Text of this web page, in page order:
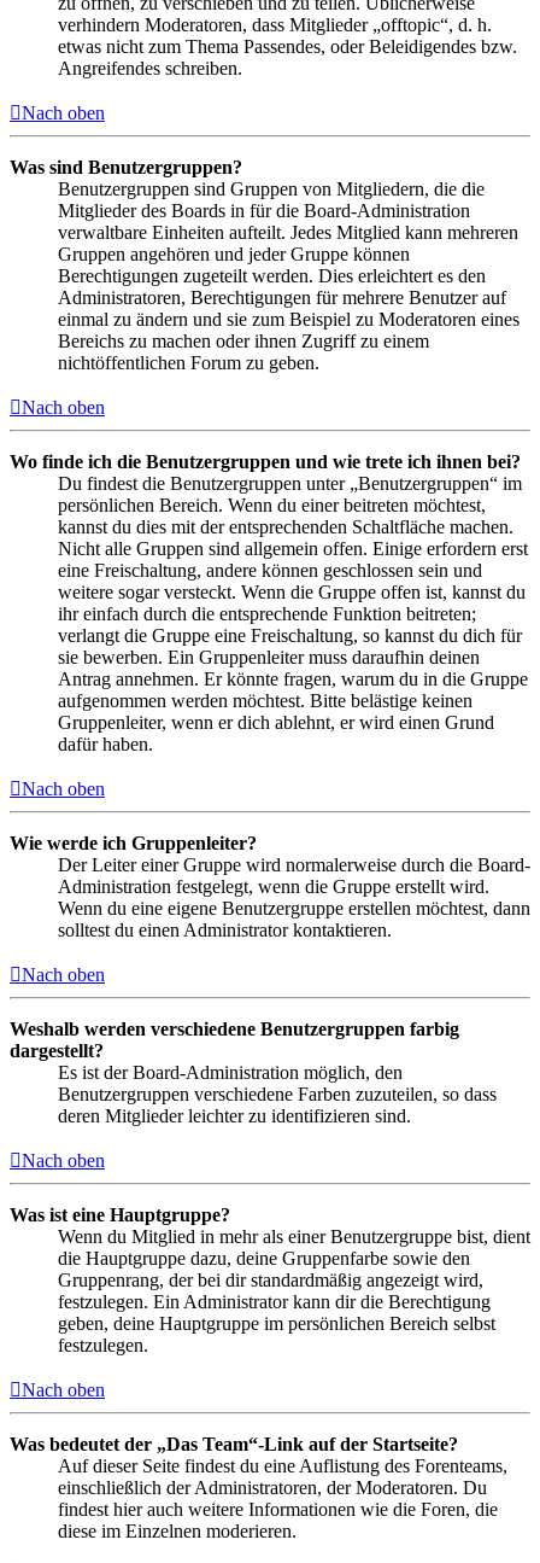
verhindern Moderatoren, dass Mitglieder „offtopic“, d. h.
etwas nicht zum Thema Passendes, oder Beleidigendes bzw.
Angreifendes schreiben.
Nach oben
Was sind Benutzergruppen?
Benutzergruppen sind Gruppen von Mitgliedern, die die
Mitglieder des Boards in für die Board-Administration
verwaltbare Einheiten aufteilt. Jedes Mitglied kann mehreren
Gruppen angehören und jeder Gruppe können
Berechtigungen zugeteilt werden. Dies erleichtert es den
Administratoren, Berechtigungen für mehrere Benutzer auf
einmal zu ändern und sie zum Beispiel zu Moderatoren eines
Bereichs zu machen oder ihnen Zugriff zu einem
nichtöffentlichen Forum zu geben.
Nach oben
Wo finde ich die Benutzergruppen und wie trete ich ihnen bei?
Du findest die Benutzergruppen unter „Benutzergruppen“ im
persönlichen Bereich. Wenn du einer beitreten möchtest,
kannst du dies mit der entsprechenden Schaltfläche machen.
Nicht alle Gruppen sind allgemein offen. Einige erfordern erst
eine Freischaltung, andere können geschlossen sein und
weitere sogar versteckt. Wenn die Gruppe offen ist, kannst du
ihr einfach durch die entsprechende Funktion beitreten;
verlangt die Gruppe eine Freischaltung, so kannst du dich für
sie bewerben. Ein Gruppenleiter muss daraufhin deinen
Antrag annehmen. Er könnte fragen, warum du in die Gruppe
aufgenommen werden möchtest. Bitte belästige keinen
Gruppenleiter, wenn er dich ablehnt, er wird einen Grund
dafür haben.
Nach oben
Wie werde ich Gruppenleiter?
Der Leiter einer Gruppe wird normalerweise durch die Board-
Administration festgelegt, wenn die Gruppe erstellt wird.
Wenn du eine eigene Benutzergruppe erstellen möchtest, dann
solltest du einen Administrator kontaktieren.
Nach oben
Weshalb werden verschiedene Benutzergruppen farbig
dargestellt?
Es ist der Board-Administration möglich, den
Benutzergruppen verschiedene Farben zuzuteilen, so dass
deren Mitglieder leichter zu identifizieren sind.
Nach oben
Was ist eine Hauptgruppe?
Wenn du Mitglied in mehr als einer Benutzergruppe bist, dient
die Hauptgruppe dazu, deine Gruppenfarbe sowie den
Gruppenrang, der bei dir standardmäßig angezeigt wird,
festzulegen. Ein Administrator kann dir die Berechtigung
geben, deine Hauptgruppe im persönlichen Bereich selbst
festzulegen.
Nach oben
Was bedeutet der „Das Team“-Link auf der Startseite?
Auf dieser Seite findest du eine Auflistung des Forenteams,
einschließlich der Administratoren, der Moderatoren. Du
findest hier auch weitere Informationen wie die Foren, die
diese im Einzelnen moderieren.